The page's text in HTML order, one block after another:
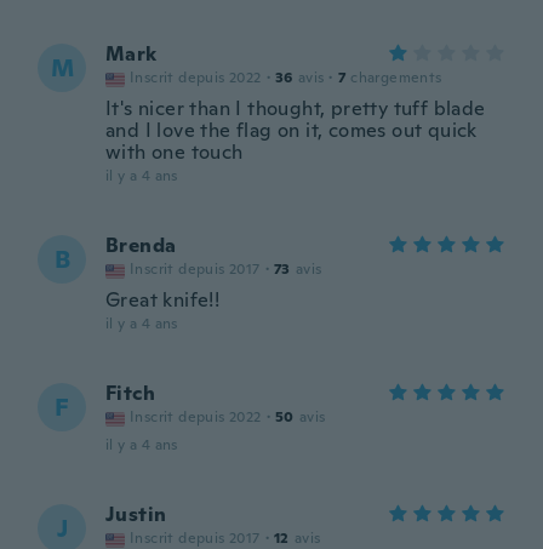
M Mark
Inscrit depuis 2022 · 36 avis · 7 chargements
It's nicer than I thought, pretty tuff blade
and I love the flag on it, comes out quick
with one touch
il y a 4 ans
B Brenda
Inscrit depuis 2017 · 73 avis
Great knife!!
il y a 4 ans
F Fitch
Inscrit depuis 2022 · 50 avis
il y a 4 ans
J Justin
Inscrit depuis 2017 · 12 avis